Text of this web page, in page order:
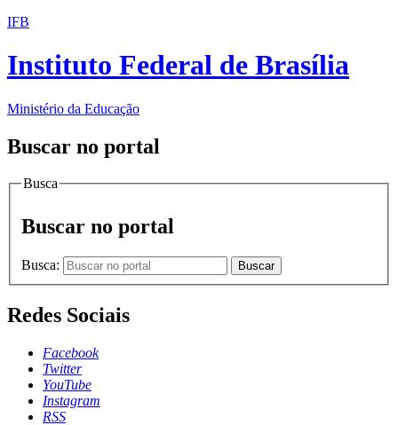
IFB
Instituto Federal de Brasília
Ministério da Educação
Buscar no portal
Busca
Buscar no portal
Busca: Buscar
Redes Sociais
Facebook
Twitter
YouTube
Instagram
RSS